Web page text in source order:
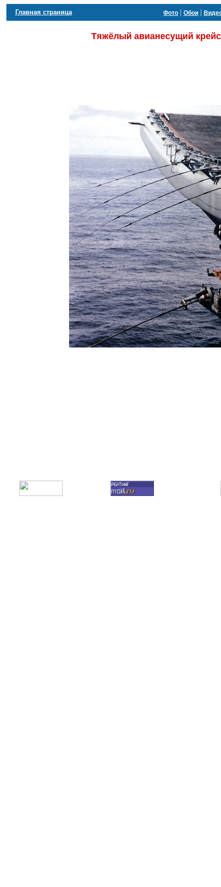
Главная страница Фото | Обои |
Тяжёлый авианесущий